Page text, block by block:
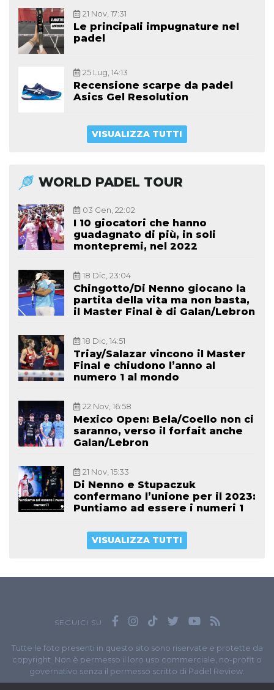
21 Nov, 17:31
Le principali impugnature nel
padel
25 Lug, 14:13
Recensione scarpe da padel
Asics Gel Resolution
VISUALIZZA TUTTI
WORLD PADEL TOUR
03 Gen, 22:02
I 10 giocatori che hanno
guadagnato di più, in soli
montepremi, nel 2022
18 Dic, 23:04
Chingotto/Di Nenno giocano la
partita della vita ma non basta,
il Master Final è di Galan/Lebron
18 Dic, 14:51
Triay/Salazar vincono il Master
Final e chiudono l’anno al
numero 1 al mondo
22 Nov, 16:58
Mexico Open: Bela/Coello non ci
saranno, verso il forfait anche
Galan/Lebron
21 Nov, 15:33
Di Nenno e Stupaczuk
confermano l’unione per il 2023:
Puntiamo ad essere i numeri 1
VISUALIZZA TUTTI
SEGUICI SU
Tutte le foto presenti in questo sito sono riservate e protette da
copyright. Non è permesso il loro uso commerciale, no-profit o
governativo senza il permesso scritto di Padel Review.